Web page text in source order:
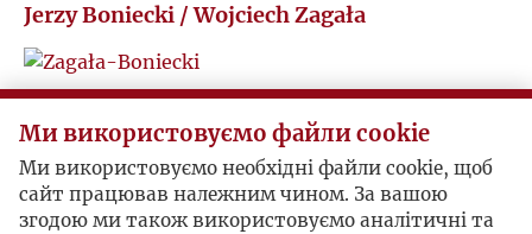
I
K
Jerzy Boniecki / Wojciech Zagała
Sprawozdanie z wizyty w Polsce w 1988 r.
Parkville, Australia, 1988-10-23 , Wojciech Zagała
Wojciech Zagała opisuje swoje prywatne wrażenia z
podróży do Polski i spotkań z opozycjonistami.
Ми використовуємо файли cookie
Ми використовуємо необхідні файли cookie, щоб
сайт працював належним чином. За вашою
згодою ми також використовуємо аналітичні та